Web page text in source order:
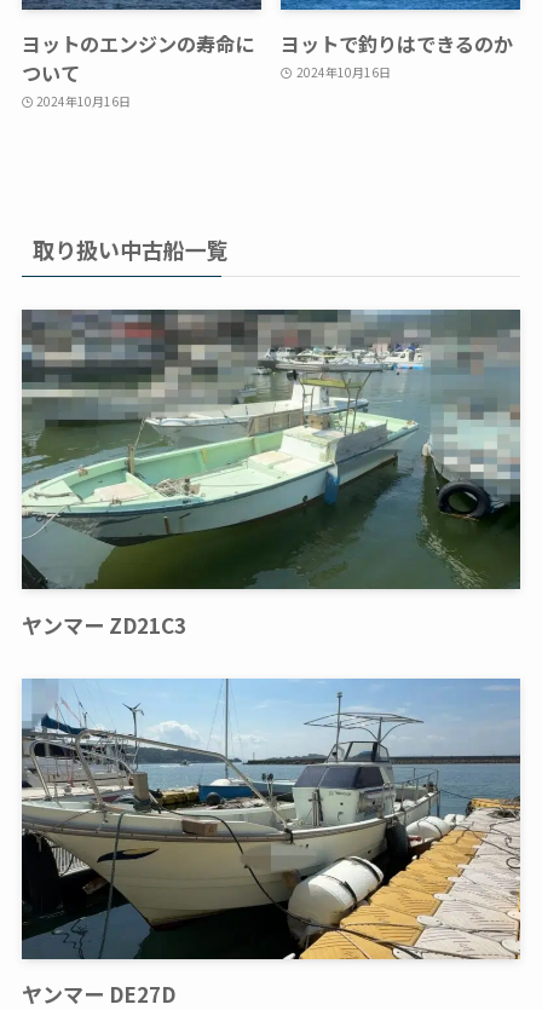
ヨットのエンジンの寿命に
ついて
2024年10月16日
ヨットで釣りはできるのか
2024年10月16日
取り扱い中古船一覧
ヤンマー ZD21C3
ヤンマー DE27D